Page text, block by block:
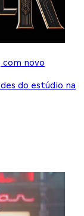
com novo
do estúdio na